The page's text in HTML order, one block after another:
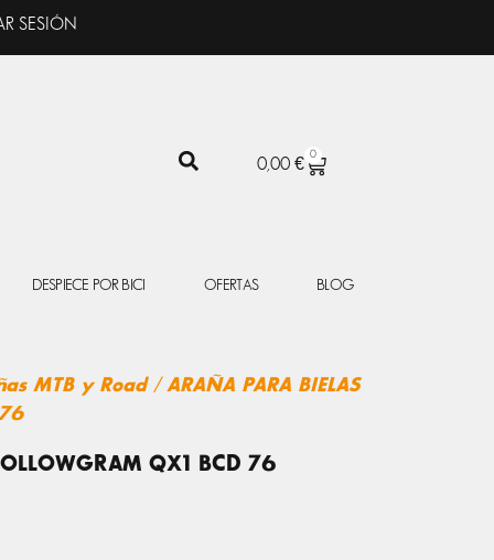
SESIÓN
0,00 €
0
CARRITO
DESPIECE POR BICI OFERTAS BLOG
MTB y Road/ ARAÑA PARA BIELAS
QX1 BCD 76